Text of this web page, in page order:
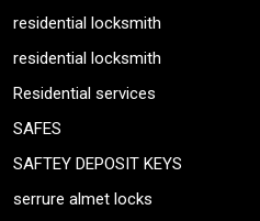
residential locksmith
residential locksmith
Residential services
SAFES
SAFTEY DEPOSIT KEYS
serrure almet locks